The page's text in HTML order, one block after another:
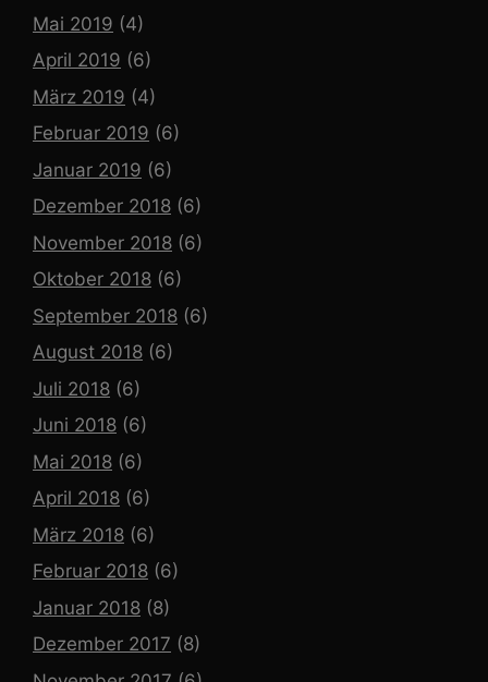
Mai 2019 (4)
April 2019 (6)
März 2019 (4)
Februar 2019 (6)
Januar 2019 (6)
Dezember 2018 (6)
November 2018 (6)
Oktober 2018 (6)
September 2018 (6)
August 2018 (6)
Juli 2018 (6)
Juni 2018 (6)
Mai 2018 (6)
April 2018 (6)
März 2018 (6)
Februar 2018 (6)
Januar 2018 (8)
Dezember 2017 (8)